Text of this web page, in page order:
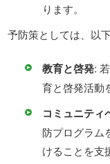
ります。
予防策としては、以
教育と啓発:
育と啓発活動
コミュニティ
防プログラム
けることを支